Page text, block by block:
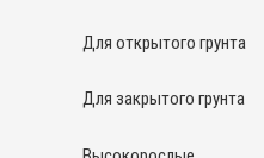
Для открытого грунта
Для закрытого грунта